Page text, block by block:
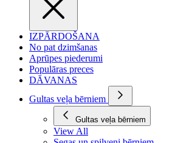
IZPĀRDOŠANA
No pat dzimšanas
Aprūpes piederumi
Populāras preces
DĀVANAS
Gultas veļa bērniem
Gultas veļa bērniem
View All